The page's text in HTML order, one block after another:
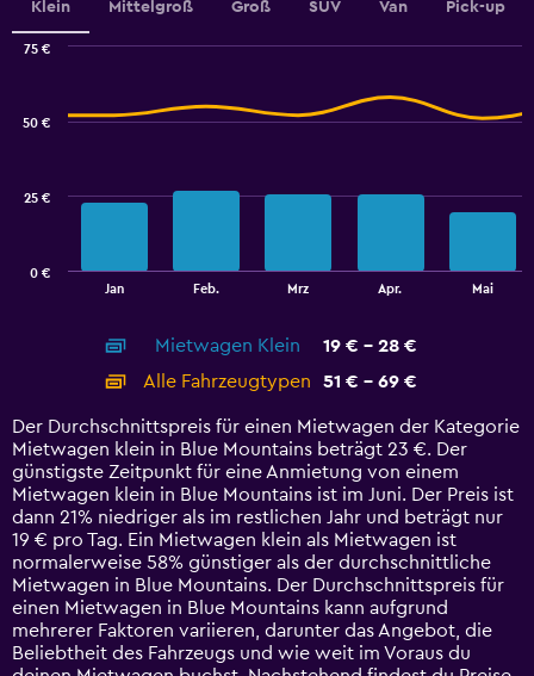
0
to
Klein Mittelgroß Groß SUV Van Pick-up
categories.
14
categories.
The
chart
has
1
Y
axis
displaying
values.
Range:
0
Jan Feb. Mrz Apr. Mai
0 €
25 €
50 €
75 €
End
Mietwagen Klein
19 € - 28 €
Alle Fahrzeugtypen
51 € - 69 €
Der Durchschnittspreis für einen Mietwagen der Kategorie
Mietwagen klein in Blue Mountains beträgt 23 €. Der
günstigste Zeitpunkt für eine Anmietung von einem
Mietwagen klein in Blue Mountains ist im Juni. Der Preis ist
dann 21% niedriger als im restlichen Jahr und beträgt nur
19 € pro Tag. Ein Mietwagen klein als Mietwagen ist
normalerweise 58% günstiger als der durchschnittliche
Mietwagen in Blue Mountains. Der Durchschnittspreis für
einen Mietwagen in Blue Mountains kann aufgrund
mehrerer Faktoren variieren, darunter das Angebot, die
Beliebtheit des Fahrzeugs und wie weit im Voraus du